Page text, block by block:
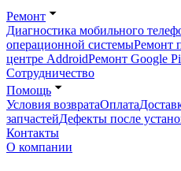
Ремонт
Диагностика мобильного
операционной системыРемонт
центре AddroidРемонт Google
Сотрудничество
Помощь
Условия возвратаОплата
запчастейДефекты после
Контакты
О компании